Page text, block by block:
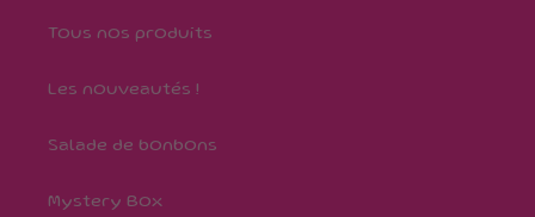
Tous nos produits
Les nouveautés !
Salade de bonbons
Mystery Box